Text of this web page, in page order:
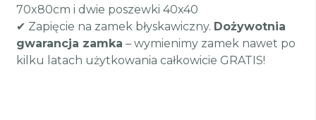
70x80cm i dwie poszewki 40x40
✔ Zapięcie na zamek błyskawiczny. Dożywotnia
gwarancja zamka – wymienimy zamek nawet po
kilku latach użytkowania całkowicie GRATIS!